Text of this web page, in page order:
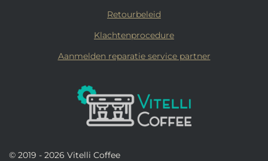
Retourbeleid
Klachtenprocedure
Aanmelden reparatie service partner
© 2019 - 2026 Vitelli Coffee